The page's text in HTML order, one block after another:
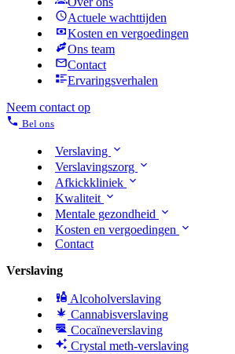
Actuele wachttijden
Kosten en vergoedingen
Ons team
Contact
Ervaringsverhalen
Neem contact op
Bel ons
Verslaving
Verslavingszorg
Afkickkliniek
Kwaliteit
Mentale gezondheid
Kosten en vergoedingen
Contact
Verslaving
Alcoholverslaving
Cannabisverslaving
Cocaïneverslaving
Crystal meth-verslaving